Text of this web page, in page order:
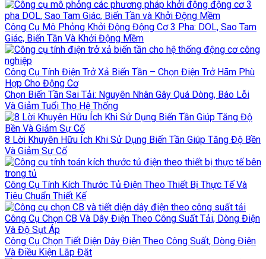
Công Cụ Mô Phỏng Khởi Động Động Cơ 3 Pha: DOL, Sao Tam
Giác, Biến Tần Và Khởi Động Mềm
Công Cụ Tính Điện Trở Xả Biến Tần – Chọn Điện Trở Hãm Phù
Hợp Cho Động Cơ
Chọn Biến Tần Sai Tải: Nguyên Nhân Gây Quá Dòng, Báo Lỗi
Và Giảm Tuổi Thọ Hệ Thống
8 Lời Khuyên Hữu Ích Khi Sử Dụng Biến Tần Giúp Tăng Độ Bền
Và Giảm Sự Cố
Công Cụ Tính Kích Thước Tủ Điện Theo Thiết Bị Thực Tế Và
Tiêu Chuẩn Thiết Kế
Công Cụ Chọn CB Và Dây Điện Theo Công Suất Tải, Dòng Điện
Và Độ Sụt Áp
Công Cụ Chọn Tiết Diện Dây Điện Theo Công Suất, Dòng Điện
Và Điều Kiện Lắp Đặt